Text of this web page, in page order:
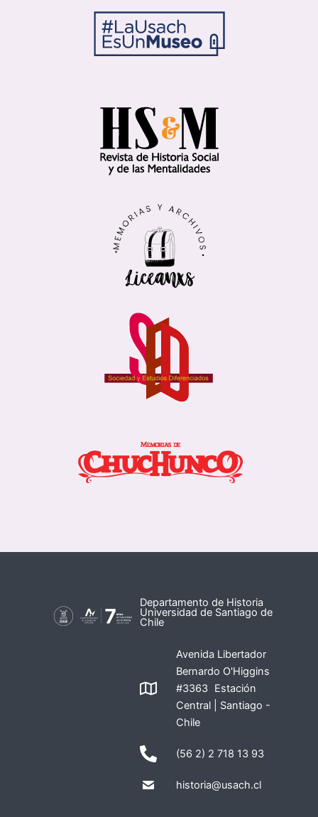
Departamento de Historia
Universidad de Santiago de
Chile
Avenida Libertador
Bernardo O'Higgins
#3363 Estación
Central | Santiago -
Chile
(56 2) 2 718 13 93
historia@usach.cl